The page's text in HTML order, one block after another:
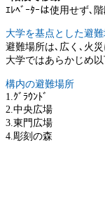
ｴﾚﾍﾞｰﾀｰは使用せず､
大学を基点とした避
避難場所は､広く､火
大学ではあらかじめ
構内の避難場所
1.ｸﾞﾗｳﾝﾄﾞ
2.中央広場
3.東門広場
4.彫刻の森